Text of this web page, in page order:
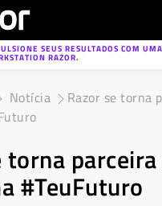
SEUS RESULTADOS COM UMA
RAZOR.
Notícia
Razor se torna
torna
#TeuFuturo